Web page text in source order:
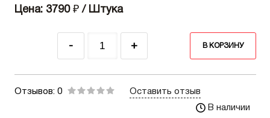
Цена: 3790 ₽ / Штука
- + В КОРЗИНУ
Отзывов: 0
Оставить отзыв
В наличии